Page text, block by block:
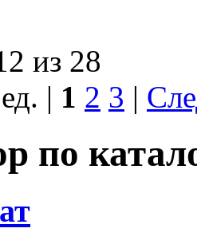
из 28
| 1 2 3 |
по